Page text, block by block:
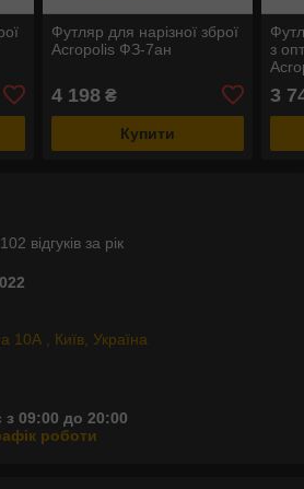
Футляр для нарізної зброї
Acropolis ФЗ-7ан
4 198₴
Купити
з
3
відгуків за рік
10А , Київ, Україна
09:00 до 20:00
роботи